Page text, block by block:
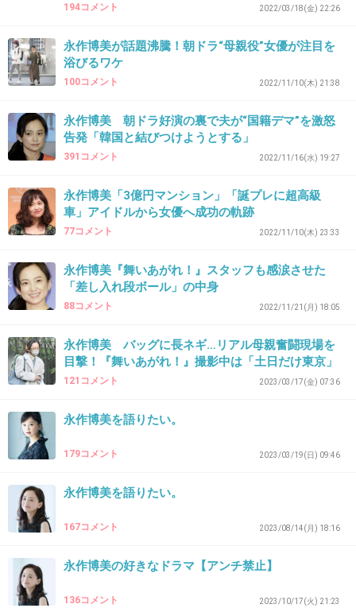
36. 匿名2026/06/03(水) 13:58:46
不倫掠奪
1件の返信
37. 匿名2026/06/03(水) 13:58:47
全然年を取らないよね 羨ましい
+4 -3
38. 匿名2026/06/03(水) 14:00:04
近影もかわいい
>>33
記憶フワッとしすぎで草
仲村トオルね
194コメント 2022/03/18(金) 22:26
永作博美が話題沸騰！朝ドラ“母親役”女優が注目を
浴びるワケ
100コメント 2022/11/10(木) 21:38
永作博美 朝ドラ好演の裏で夫が“国籍デマ”を激怒
告発「韓国と結びつけようとする」
391コメント 2022/11/16(水) 19:27
永作博美「3億円マンション」「誕プレに超高級
車」アイドルから女優へ成功の軌跡
77コメント 2022/11/10(木) 23:33
永作博美『舞いあがれ！』スタッフも感涙させた
「差し入れ段ボール」の中身
88コメント 2022/11/21(月) 18:05
永作博美 バッグに長ネギ…リアル母親奮闘現場を
目撃！『舞いあがれ！』撮影中は「土日だけ東京」
121コメント 2023/03/17(金) 07:36
永作博美を語りたい。
179コメント 2023/03/19(日) 09:46
永作博美を語りたい。
167コメント 2023/08/14(月) 18:16
永作博美の好きなドラマ【アンチ禁止】
136コメント 2023/10/17(火) 21:23